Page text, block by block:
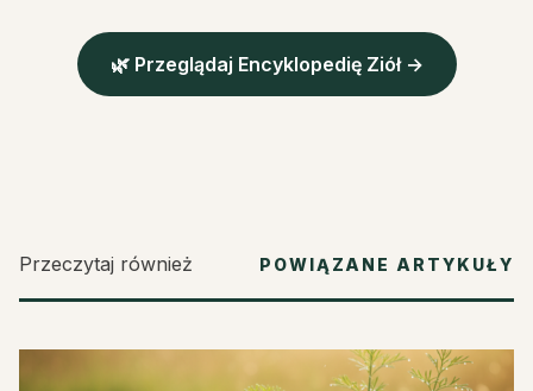
🌿 Przeglądaj Encyklopedię Ziół →
Przeczytaj również POWIĄZANE ARTYKUŁY